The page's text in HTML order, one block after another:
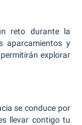
reto durante la
aparcamientos y
explorar
se conduce por
llevar contigo tu